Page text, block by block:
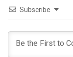
Subscribe